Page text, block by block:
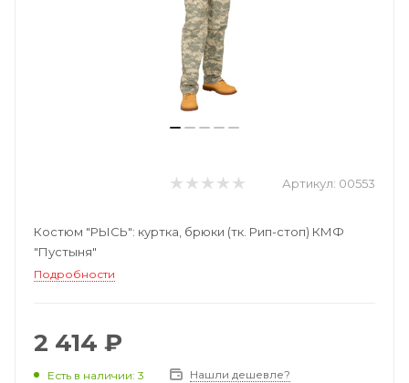
Артикул: 00553
Костюм "РЫСЬ": куртка, брюки (тк. Рип-стоп) КМФ
"Пустыня"
Подробности
2 414 ₽
Есть в наличии: 3 Нашли дешевле?